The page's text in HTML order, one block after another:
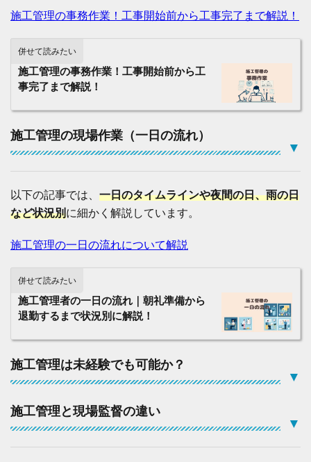
仕
容
を
わ
か
す
く
解
「
建
事
工
管
理
の
内
容
「
土
木
施工管理の事務作業！工事開始前から工事完了まで解説！
併せて読みたい
施工管理の事務作業！工事開始前から工
事完了まで解説！
施工管理の現場作業（一日の流れ）
▼
以下の記事では、 一日のタイムラインや夜間の日、雨の日
など状況別に細かく解説しています。
施工管理の一日の流れについて解説
併せて読みたい
施工管理者の一日の流れ｜朝礼準備から
退勤するまで状況別に解説！
施工管理は未経験でも可能か？
▼
施工管理と現場監督の違い
▼